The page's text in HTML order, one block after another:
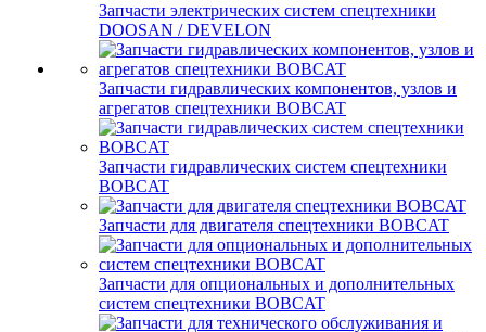
Запчасти электрических систем спецтехники
DOOSAN / DEVELON
Запчасти гидравлических компонентов, узлов и
агрегатов спецтехники BOBCAT
Запчасти гидравлических систем спецтехники
BOBCAT
Запчасти для двигателя спецтехники BOBCAT
Запчасти для опциональных и дополнительных
систем спецтехники BOBCAT